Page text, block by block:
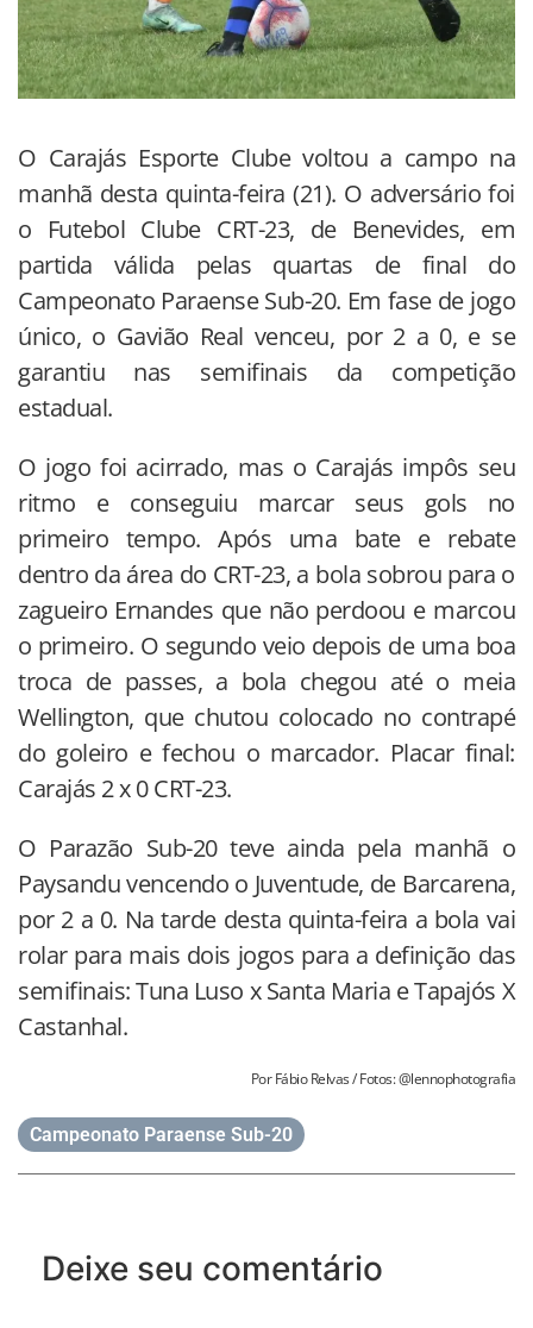
O Carajás Esporte Clube voltou a campo na
manhã desta quinta-feira (21). O adversário foi
o Futebol Clube CRT-23, de Benevides, em
partida válida pelas quartas de final do
Campeonato Paraense Sub-20. Em fase de jogo
único, o Gavião Real venceu, por 2 a 0, e se
garantiu nas semifinais da competição
estadual.
O jogo foi acirrado, mas o Carajás impôs seu
ritmo e conseguiu marcar seus gols no
primeiro tempo. Após uma bate e rebate
dentro da área do CRT-23, a bola sobrou para o
zagueiro Ernandes que não perdoou e marcou
o primeiro. O segundo veio depois de uma boa
troca de passes, a bola chegou até o meia
Wellington, que chutou colocado no contrapé
do goleiro e fechou o marcador. Placar final:
Carajás 2 x 0 CRT-23.
O Parazão Sub-20 teve ainda pela manhã o
Paysandu vencendo o Juventude, de Barcarena,
por 2 a 0. Na tarde desta quinta-feira a bola vai
rolar para mais dois jogos para a definição das
semifinais: Tuna Luso x Santa Maria e Tapajós X
Castanhal.
Por Fábio Relvas / Fotos: @lennophotografia
Campeonato Paraense Sub-20
Deixe seu comentário